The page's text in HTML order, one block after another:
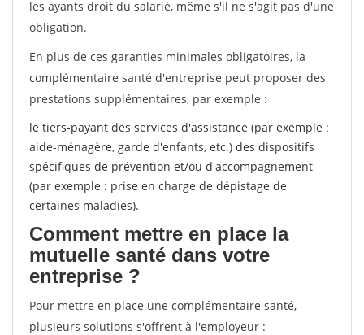
les ayants droit du salarié, même s'il ne s'agit pas d'une
obligation.
En plus de ces garanties minimales obligatoires, la
complémentaire santé d'entreprise peut proposer des
prestations supplémentaires, par exemple :
le tiers-payant des services d'assistance (par exemple :
aide-ménagère, garde d'enfants, etc.) des dispositifs
spécifiques de prévention et/ou d'accompagnement
(par exemple : prise en charge de dépistage de
certaines maladies).
Comment mettre en place la
mutuelle santé dans votre
entreprise ?
Pour mettre en place une complémentaire santé,
plusieurs solutions s'offrent à l'employeur :